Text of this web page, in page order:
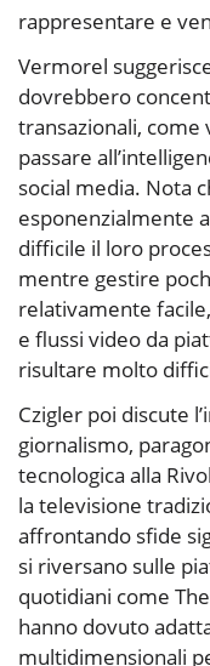
rappresentare e
Vermorel
dovrebbero
transazionali, come
passare
social media. Nota
esponenzialmente
difficile il loro
mentre gestire
relativamente
e flussi video da
risultare molto
Czigler poi discute
giornalismo,
tecnologica alla
la televisione
affrontando sfide
si riversano sulle
quotidiani come
hanno dovuto
multidimensionali